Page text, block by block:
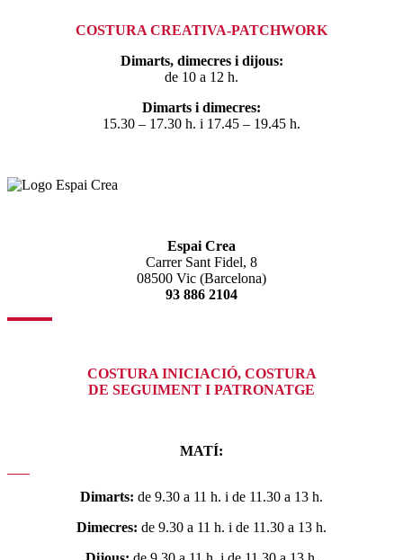
COSTURA CREATIVA-PATCHWORK
Dimarts, dimecres i dijous:
de 10 a 12 h.
Dimarts i dimecres:
15.30 – 17.30 h. i 17.45 – 19.45 h.
Espai Crea
Carrer Sant Fidel, 8
08500 Vic (Barcelona)
93 886 2104
COSTURA INICIACIÓ, COSTURA
DE SEGUIMENT I PATRONATGE
MATÍ:
Dimarts: de 9.30 a 11 h. i de 11.30 a 13 h.
Dimecres: de 9.30 a 11 h. i de 11.30 a 13 h.